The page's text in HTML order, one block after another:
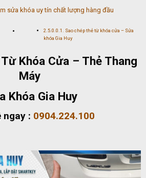
sửa khóa uy tín chất lượng hàng đầu
Sao chép thẻ từ khóa cửa – Sửa
khóa Gia Huy
Khóa Cửa – Thẻ Thang
Máy
Khóa Gia Huy
ngay : 0904.224.100